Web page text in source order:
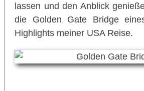
lassen und den Anblick
die Golden Gate Bridge
Highlights meiner USA Reise.